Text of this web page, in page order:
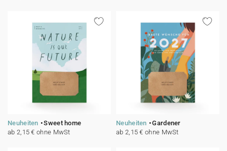
Neuheiten
Sweet home
ab 2,15 € ohne MwSt
Neuheiten
Gardener
ab 2,15 € ohne MwSt